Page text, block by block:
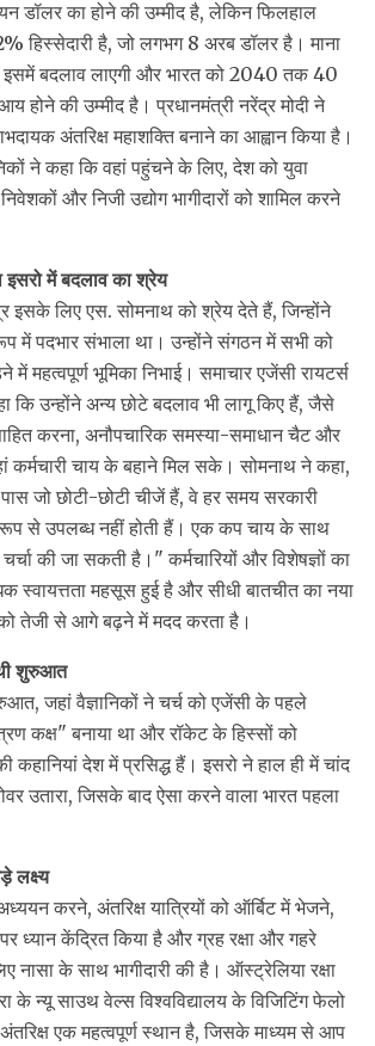
डॉलर का होने की उम्मीद है, लेकिन फिलहाल
हिस्सेदारी है, जो लगभग 8 अरब डॉलर है। माना
इसमें बदलाव लाएगी और भारत को 2040 तक 40
होने की उम्मीद है। प्रधानमंत्री नरेंद्र मोदी ने
अंतरिक्ष महाशक्ति बनाने का आह्वान किया है।
ने कहा कि वहां पहुंचने के लिए, देश को युवा
निवेशकों और निजी उद्योग भागीदारों को शामिल करने
इसरो में बदलाव का श्रेय
इसके लिए एस. सोमनाथ को श्रेय देते हैं, जिन्होंने
में पदभार संभाला था। उन्होंने संगठन में सभी को
महत्वपूर्ण भूमिका निभाई। समाचार एजेंसी रायटर्स
कि उन्होंने अन्य छोटे बदलाव भी लागू किए हैं, जैसे
करना, अनौपचारिक समस्या-समाधान चैट और
कर्मचारी चाय के बहाने मिल सके। सोमनाथ ने कहा,
जो छोटी-छोटी चीजें हैं, वे हर समय सरकारी
से उपलब्ध नहीं होती हैं। एक कप चाय के साथ
की जा सकती है।" कर्मचारियों और विशेषज्ञों का
स्वायत्तता महसूस हुई है और सीधी बातचीत का नया
तेजी से आगे बढ़ने में मदद करता है।
शुरुआत
जहां वैज्ञानिकों ने चर्च को एजेंसी के पहले
कक्ष" बनाया था और रॉकेट के हिस्सों को
देश में प्रसिद्ध हैं। इसरो ने हाल ही में चांद
उतारा, जिसके बाद ऐसा करने वाला भारत पहला
लक्ष्य
करने, अंतरिक्ष यात्रियों को ऑर्बिट में भेजने,
ध्यान केंद्रित किया है और ग्रह रक्षा और गहरे
नासा के साथ भागीदारी की है। ऑस्ट्रेलिया रक्षा
के न्यू साउथ वेल्स विश्वविद्यालय के विजिटिंग फेलो
एक महत्वपूर्ण स्थान है, जिसके माध्यम से आप